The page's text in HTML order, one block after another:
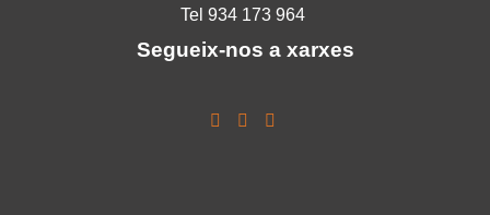
Tel 934 173 964
Segueix-nos a xarxes